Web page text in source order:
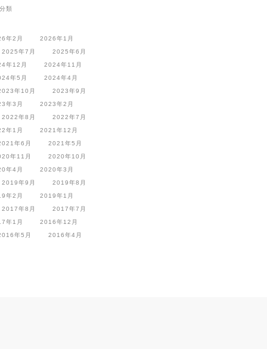
類
年2月
2026年1月
2025年7月
2025年6月
年12月
2024年11月
年5月
2024年4月
年10月
2023年9月
年3月
2023年2月
2022年8月
2022年7月
年1月
2021年12月
年6月
2021年5月
年11月
2020年10月
年4月
2020年3月
2019年9月
2019年8月
年2月
2019年1月
2017年8月
2017年7月
年1月
2016年12月
年5月
2016年4月